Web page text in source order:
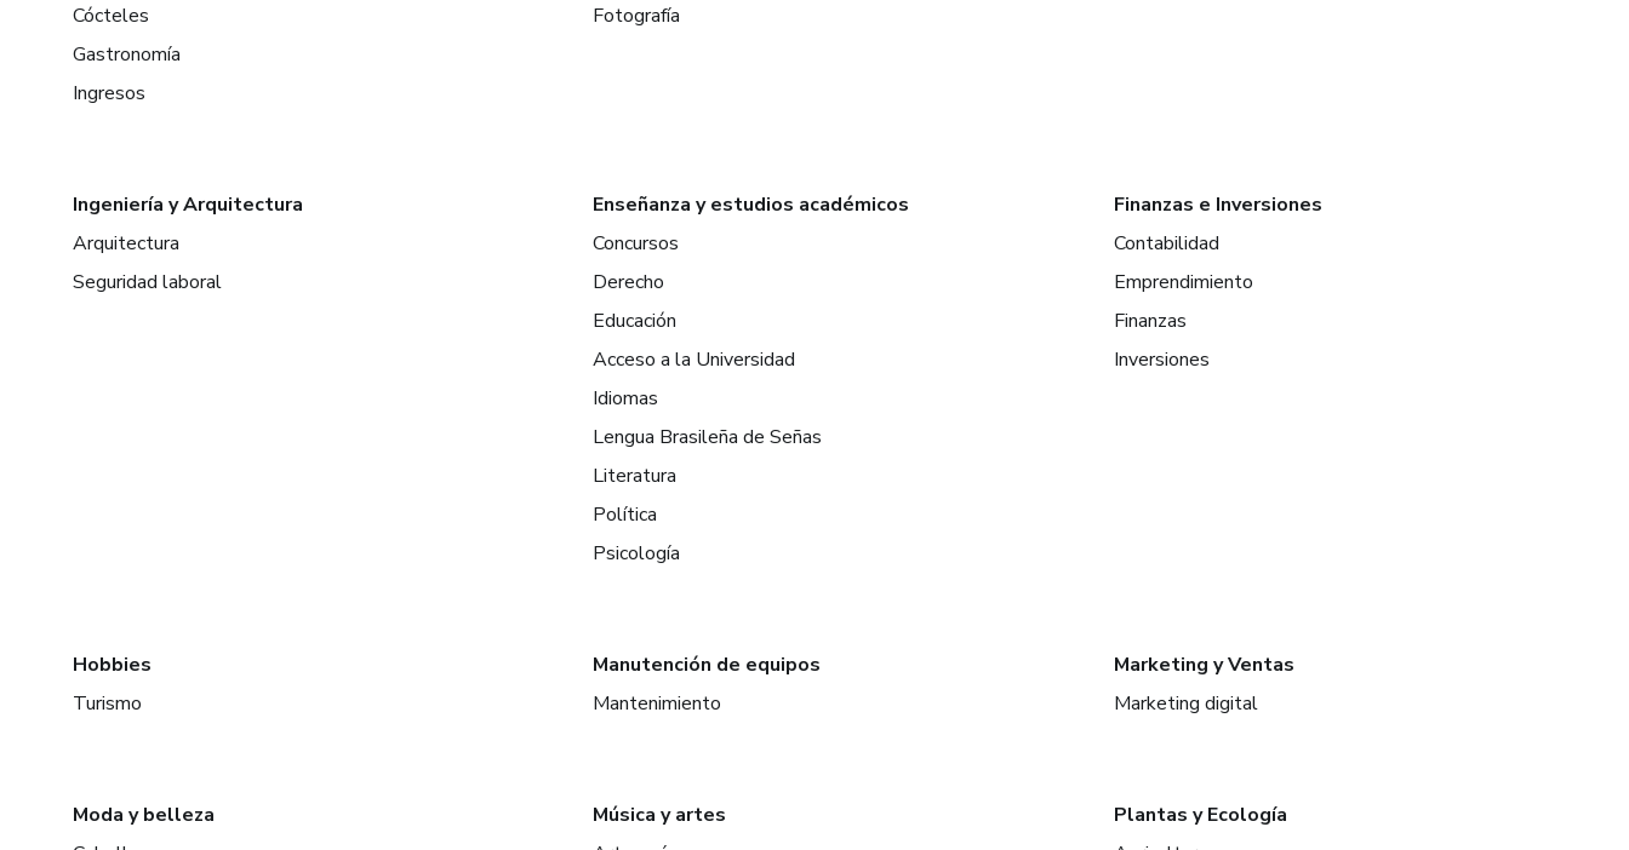
Cócteles
Gastronomía
Ingresos
Fotografía
Ingeniería y Arquitectura
Arquitectura
Seguridad laboral
Enseñanza y estudios académicos
Concursos
Derecho
Educación
Acceso a la Universidad
Idiomas
Lengua Brasileña de Señas
Literatura
Política
Psicología
Finanzas e Inversiones
Contabilidad
Emprendimiento
Finanzas
Inversiones
Hobbies
Turismo
Manutención de equipos
Mantenimiento
Marketing y Ventas
Marketing digital
Moda y belleza
Música y artes
Plantas y Ecología